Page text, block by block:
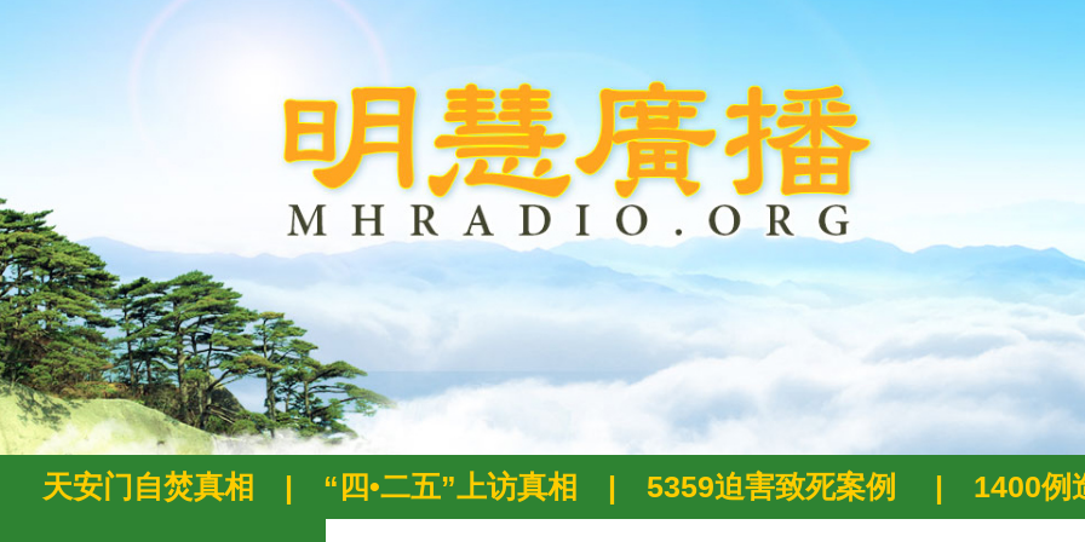
天安门自焚真相 | “四•二五”上访真相 | 5359迫害致死案例 | 1400例